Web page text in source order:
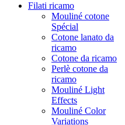
Filati ricamo
Mouliné cotone
Spécial
Cotone lanato da
ricamo
Cotone da ricamo
Perlè cotone da
ricamo
Mouliné Light
Effects
Mouliné Color
Variations